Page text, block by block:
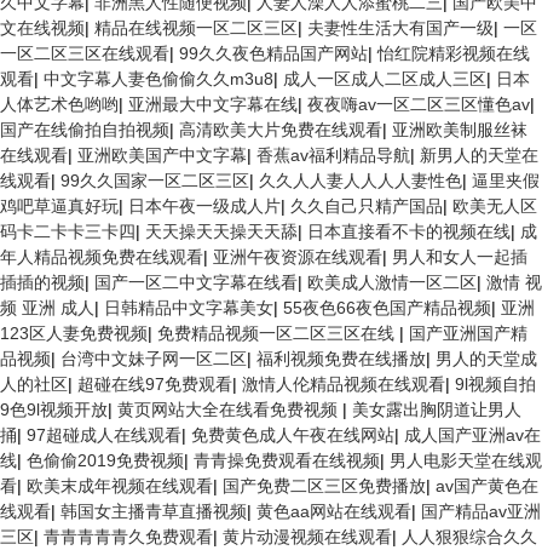
文在线视频| 精品在线视频一区二区三区| 夫妻性生活大有国产一级| 一区
一区二区三区在线观看| 99久久夜色精品国产网站|怡红院精彩视频在线
观看| 中文字幕人妻色偷偷久久m3u8| 成人一区成人二区成人三区| 日本
人体艺术色哟哟| 亚洲最大中文字幕在线| 夜夜嗨av一区二区三区懂色av|
国产在线偷拍自拍视频| 高清欧美大片免费在线观看| 亚洲欧美制服丝袜
在线观看| 亚洲欧美国产中文字幕| 香蕉av福利精品导航| 新男人的天堂在
线观看| 99久久国家一区二区三区| 久久人人妻人人人人妻性色| 逼里夹假
鸡吧草逼真好玩| 日本午夜一级成人片| 久久自己只精产国品| 欧美无人区
码卡二卡卡三卡四| 天天操天天操天天舔| 日本直接看不卡的视频在线| 成
年人精品视频免费在线观看| 亚洲午夜资源在线观看| 男人和女人一起插
插插的视频| 国产一区二中文字幕在线看| 欧美成人激情一区二区| 激情 视
频 亚洲 成人 | 日韩精品中文字幕美女| 55夜色66夜色国产精品视频| 亚洲
123区人妻免费视频| 免费精品视频一区二区三区在线 | 国产亚洲国产精
品视频| 台湾中文妹子网一区二区| 福利视频免费在线播放| 男人的天堂成
人的社区| 超碰在线97免费观看| 激情人伦精品视频在线观看| 9l视频自拍
9色9l视频开放| 黄页网站大全在线看免费视频 | 美女露出胸阴道让男人
捅| 97超碰成人在线观看| 免费黄色成人午夜在线网站| 成人国产亚洲av在
线| 色偷偷2019免费视频| 青青操免费观看在线视频| 男人电影天堂在线观
看| 欧美末成年视频在线观看| 国产免费二区三区免费播放| av国产黄色在
线观看| 韩国女主播青草直播视频| 黄色aa网站在线观看| 国产精品av亚洲
三区| 青青青青青久免费观看| 黄片动漫视频在线观看| 人人狠狠综合久久